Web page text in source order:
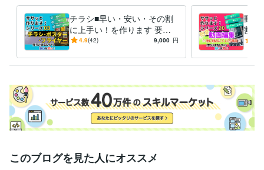
・メルマガ（枠組み）構成＆文章執筆
・コラム執筆
・社内報、社外報作成
・各種 試作品の作成
・（一部省略 ※詳細は自己紹介文をご確認ください。)
経験職種
チラシ■早い・安い・その割
に上手い！を作ります 要な
部分だけササっと作成→安い
質。
4.9(42) 9,000 円
動画
割に
要
上質
このブログを見た人にオススメ